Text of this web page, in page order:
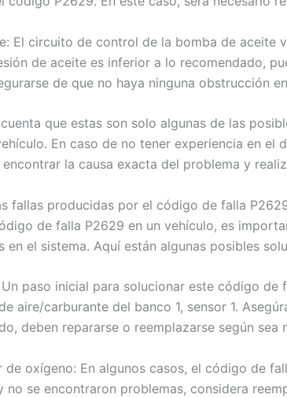
El circuito de control de la bomba de
de aceite es inferior a lo recomendado,
de que no haya ninguna obstrucción
que estas son solo algunas de las
En caso de no tener experiencia en
la causa exacta del problema y
fallas producidas por el código de falla
de falla P2629 en un vehículo, es
en el sistema. Aquí están algunas posibles
paso inicial para solucionar este código
aire/carburante del banco 1, sensor 1.
deben repararse o reemplazarse según sea
de oxígeno: En algunos casos, el código de
se encontraron problemas, considera